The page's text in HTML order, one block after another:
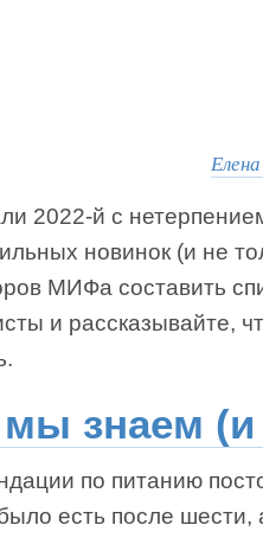
2022-й с
новинок (и не
МИФа составить
и рассказывайте,
знаем (и
по питанию
есть после